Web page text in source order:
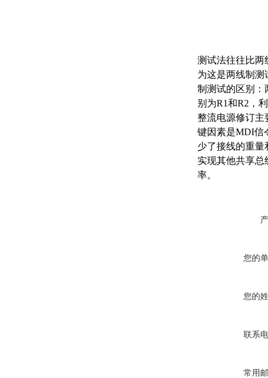
测试法往往比两
为这是两线制测
制测试的区别：
别为R1和R2，
整流电源修订主
键因素是MDI信
少了接线的重
实现其他共享总
率。
您的
您的
联系
常用